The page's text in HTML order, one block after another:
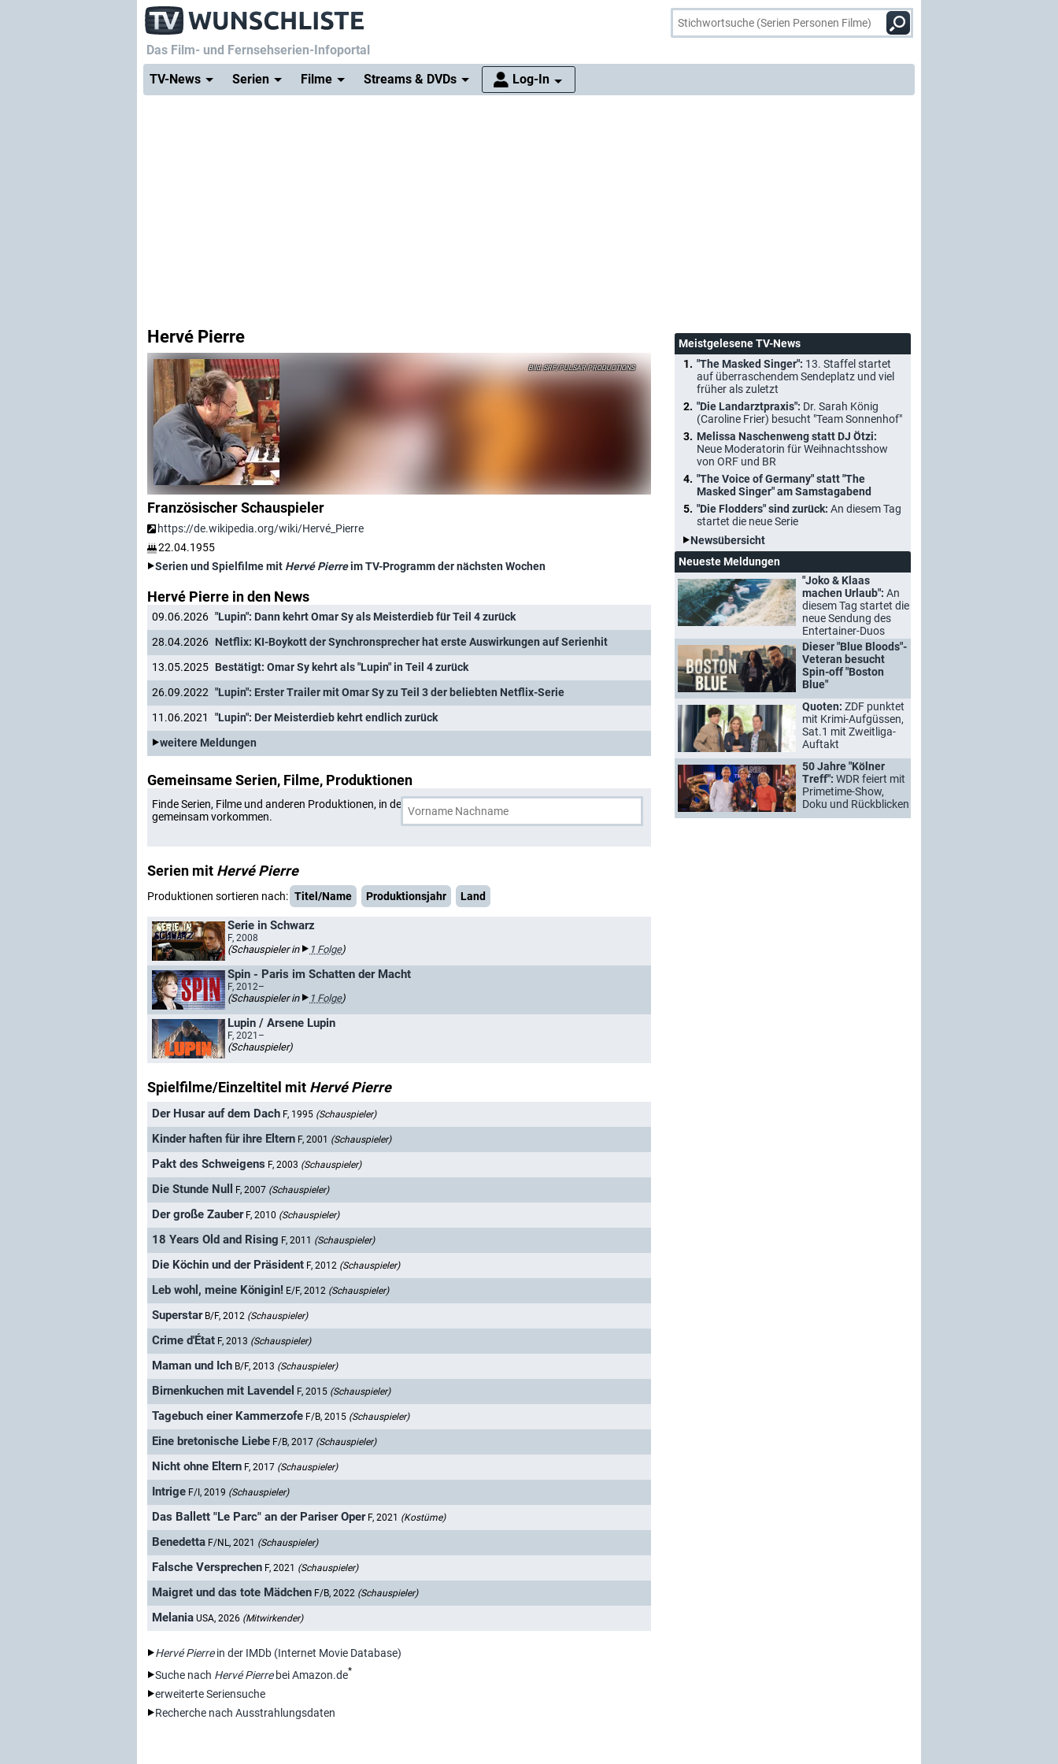
Das Film- und Fernsehserien-Infoportal
TV-News
Serien Filme Streams & DVDs Log-In
Hervé Pierre
SRF/PULSAR PRODUCTIONS
Französischer Schauspieler
https://de.wikipedia.org/wiki/Hervé_Pierre
22.04.1955
Serien und Spielfilme mit Hervé Pierreim TV-Programm der nächsten Wochen
Hervé Pierre in den News
09.06.2026 "Lupin": Dann kehrt Omar Sy als Meisterdieb für Teil 4 zurück
28.04.2026 Netflix: KI-Boykott der Synchronsprecher hat erste Auswirkungen auf Serienhit
13.05.2025 Bestätigt: Omar Sy kehrt als "Lupin" in Teil 4 zurück
26.09.2022 "Lupin": Erster Trailer mit Omar Sy zu Teil 3 der beliebten Netflix-Serie
11.06.2021
"Lupin": Der Meisterdieb kehrt endlich zurück
weitere Meldungen
Gemeinsame Serien, Filme, Produktionen
Finde Serien, Filme und anderen Produktionen, in denen Hervé Pierre
gemeinsam vorkommen.
Serien mit Hervé Pierre
Produktionen sortieren nach: Titel/Name Produktionsjahr Land
Serie in Schwarz
F, 2008
(Schauspieler in 1 Folge)
Spin - Paris im Schatten der Macht
F, 2012–
(Schauspieler in 1 Folge)
Lupin / Arsene Lupin
F, 2021–
(Schauspieler)
Spielfilme/Einzeltitel mit Hervé Pierre
Der Husar auf dem Dach F, 1995 (Schauspieler)
Kinder haften für ihre Eltern F, 2001 (Schauspieler)
Pakt des Schweigens F, 2003 (Schauspieler)
Die Stunde Null F, 2007 (Schauspieler)
Der große Zauber F, 2010 (Schauspieler)
18 Years Old and Rising F, 2011 (Schauspieler)
Die Köchin und der Präsident F, 2012 (Schauspieler)
Leb wohl, meine Königin! E/F, 2012 (Schauspieler)
Superstar B/F, 2012 (Schauspieler)
Crime d'État F, 2013 (Schauspieler)
Maman und Ich B/F, 2013 (Schauspieler)
Birnenkuchen mit Lavendel F, 2015 (Schauspieler)
Tagebuch einer Kammerzofe F/B, 2015 (Schauspieler)
Eine bretonische Liebe F/B, 2017 (Schauspieler)
Nicht ohne Eltern F, 2017 (Schauspieler)
Intrige F/I, 2019 (Schauspieler)
Das Ballett "Le Parc" an der Pariser Oper F, 2021 (Kostüme)
Benedetta F/NL, 2021 (Schauspieler)
Falsche Versprechen F, 2021 (Schauspieler)
Maigret und das tote Mädchen F/B, 2022 (Schauspieler)
Melania USA, 2026 (Mitwirkender)
Hervé Pierrein der IMDb (Internet Movie Database)
Suche nach Hervé Pierrebei Amazon.de*
erweiterte Seriensuche
Recherche nach Ausstrahlungsdaten
Meistgelesene TV-News
"The Masked Singer": 13. Staffel startet
auf überraschendem Sendeplatz und viel
früher als zuletzt
"Die Landarztpraxis": Dr. Sarah König
(Caroline Frier) besucht "Team Sonnenhof"
Melissa Naschenweng statt DJ Ötzi:
Neue Moderatorin für Weihnachtsshow
von ORF und BR
"The Voice of Germany" statt "The
Masked Singer" am Samstagabend
"Die Flodders" sind zurück: An diesem Tag
startet die neue Serie
Newsübersicht
Neueste Meldungen
"Joko & Klaas
machen Urlaub": An
diesem Tag startet die
neue Sendung des
Entertainer-Duos
Dieser "Blue Bloods"-
Veteran besucht
Spin-off "Boston
Blue"
Quoten: ZDF punktet
mit Krimi-Aufgüssen,
Sat.1 mit Zweitliga-
Auftakt
50 Jahre "Kölner
Treff": WDR feiert mit
Primetime-Show,
Doku und Rückblicken